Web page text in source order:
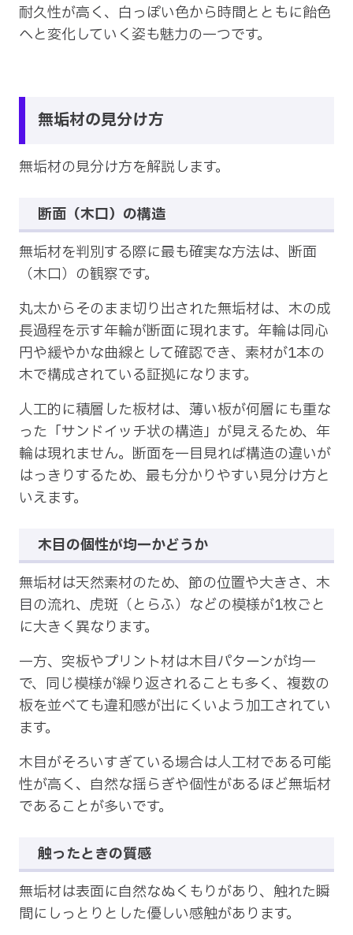
耐久性が高く、白っぽい色から時間とともに飴色
へと変化していく姿も魅力の一つです。
無垢材の見分け方
無垢材の見分け方を解説します。
断面（木口）の構造
無垢材を判別する際に最も確実な方法は、断面
（木口）の観察です。
丸太からそのまま切り出された無垢材は、木の成
長過程を示す年輪が断面に現れます。年輪は同心
円や緩やかな曲線として確認でき、素材が1本の
木で構成されている証拠になります。
人工的に積層した板材は、薄い板が何層にも重な
った「サンドイッチ状の構造」が見えるため、年
輪は現れません。断面を一目見れば構造の違いが
はっきりするため、最も分かりやすい見分け方と
いえます。
木目の個性が均一かどうか
無垢材は天然素材のため、節の位置や大きさ、木
目の流れ、虎斑（とらふ）などの模様が1枚ごと
に大きく異なります。
一方、突板やプリント材は木目パターンが均一
で、同じ模様が繰り返されることも多く、複数の
板を並べても違和感が出にくいよう加工されてい
ます。
木目がそろいすぎている場合は人工材である可能
性が高く、自然な揺らぎや個性があるほど無垢材
であることが多いです。
触ったときの質感
無垢材は表面に自然なぬくもりがあり、触れた瞬
間にしっとりとした優しい感触があります。